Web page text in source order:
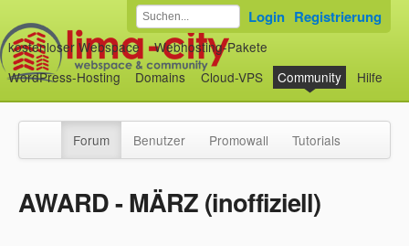
kostenloser Webspace
Webhosting-Pakete
WordPress-Hosting
Domains Cloud-VPS Community Hilfe
Login Registrierung
Forum Benutzer Promowall Tutorials
AWARD - MÄRZ (inoffiziell)